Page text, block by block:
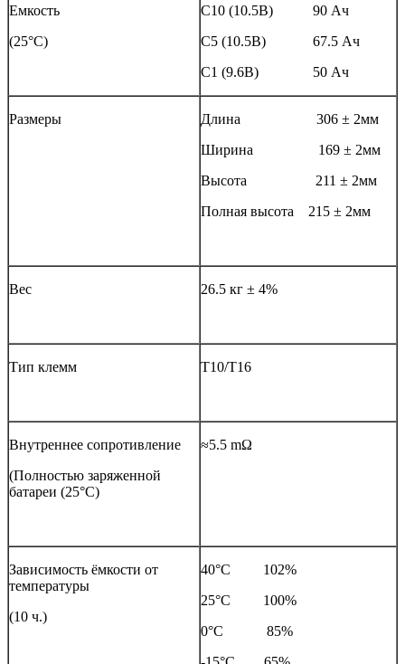
Емкость
(25°С)
С10 (10.5В) 90 Ач
С5 (10.5В) 67.5 Ач
С1 (9.6В) 50 Ач
Размеры
Длина 306 ± 2мм
Ширина 169 ± 2мм
Высота 211 ± 2мм
Полная высота 215 ± 2мм
Вес 26.5 кг ± 4%
Тип клемм Т10/Т16
Внутреннее сопротивление
(Полностью заряженной
батареи (25°С)
≈5.5 mΩ
Зависимость ёмкости от
температуры
(10 ч.)
40°С 102%
25°С 100%
0°С 85%